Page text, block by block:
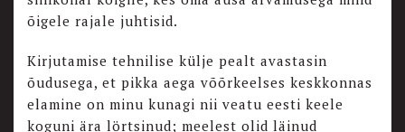
õigele rajale juhtisid.
Kirjutamise tehnilise külje pealt avastasin
õudusega, et pikka aega võõrkeelses keskkonnas
elamine on minu kunagi nii veatu eesti keele
koguni ära lörtsinud; meelest olid läinud